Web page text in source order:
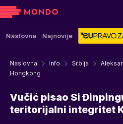
Naslovna Najnovije
Naslovna Info Srbija
Hongkong
Vučić pisao Si
teritorijalni integritet